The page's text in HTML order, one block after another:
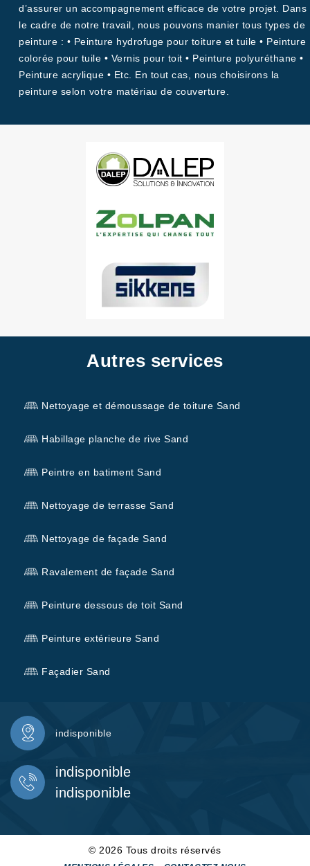
d’assurer un accompagnement efficace de votre projet. Dans
le cadre de notre travail, nous pouvons manier tous types de
peinture : • Peinture hydrofuge pour toiture et tuile • Peinture
colorée pour tuile • Vernis pour toit • Peinture polyuréthane •
Peinture acrylique • Etc. En tout cas, nous choisirons la
peinture selon votre matériau de couverture.
Autres services
Nettoyage et démoussage de toiture Sand
Habillage planche de rive Sand
Peintre en batiment Sand
Nettoyage de terrasse Sand
Nettoyage de façade Sand
Ravalement de façade Sand
Peinture dessous de toit Sand
Peinture extérieure Sand
Façadier Sand
indisponible
indisponible
indisponible
© 2026 Tous droits réservés